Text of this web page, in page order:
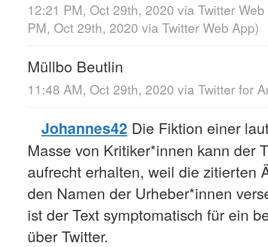
12:21 PM, Oct 29th, 2020 via Twitter
PM, Oct 29th, 2020 via Twitter Web App)
Müllbo Beutlin
11:48 AM, Oct 29th, 2020 via Twitter for
Johannes42 Die Fiktion einer
Masse von Kritiker*innen kann der
aufrecht erhalten, weil die zitierten
den Namen der Urheber*innen
ist der Text symptomatisch für ein
über Twitter.